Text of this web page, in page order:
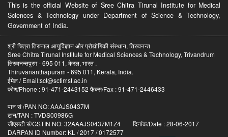
This is the official Website of Sree Chitra Tirunal Institute for Medical
Sciences & Technology under Department of Science & Technology,
Government of India.
श्री चित्रा तिरुनाल आयुर्विज्ञान और प्रौद्योगिकी संस्थान, तिरुवनन्त
Sree Chitra Tirunal Institute for Medical Sciences & Technology, Trivandrum
तिरुवनन्तपुरम - 695 011, केरल, भारत .
Thiruvananthapuram - 695 011, Kerala, India.
ईमेल / Email:sct@sctimst.ac.in
फोण/Phone : 91-471-2443152 फैक्स/Fax : 91-471-2446433
पान सं /PAN NO: AAAJS0437M
टान/TAN : TVDS00986G
जीएसटी सं/GSTIN NO: 32AAAJS0437M1Z4 दिनांक/Date : 28-06-2017
DARPAN ID Number: KL / 2017 / 0172577